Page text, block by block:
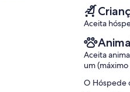
Aceita
Aceita
um
O Hóspede